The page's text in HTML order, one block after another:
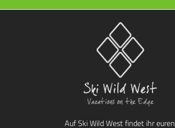
Auf Ski Wild West findet ihr euren